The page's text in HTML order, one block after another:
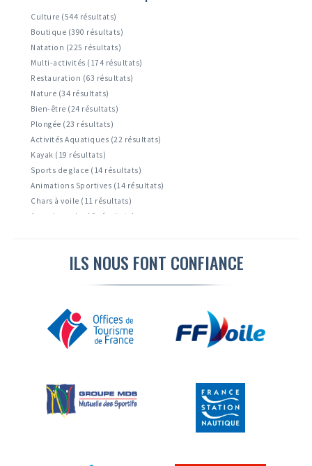
Culture (544 résultats)
Boutique (390 résultats)
Natation (225 résultats)
Multi-activités (174 résultats)
Restauration (63 résultats)
Nature (34 résultats)
Bien-être (24 résultats)
Plongée (23 résultats)
Activités Aquatiques (22 résultats)
Kayak (19 résultats)
Sports de glace (14 résultats)
Animations Sportives (14 résultats)
Chars à voile (11 résultats)
Accrobranche ( 9 résultats)
ILS NOUS FONT CONFIANCE